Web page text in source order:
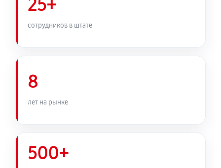
25+
сотрудников в штате
8
лет на рынке
500+